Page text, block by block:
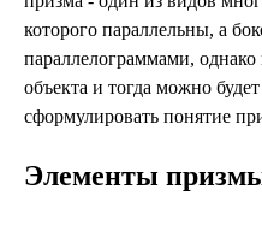
которого параллельны, а
параллелограммами,
объекта и тогда можно
сформулировать понятие
Элементы